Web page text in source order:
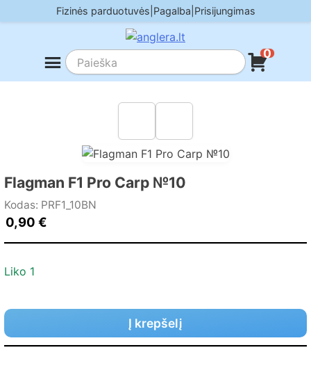
to
Fizinės parduotuvės Pagalba Prisijungimas
0
Flagman F1 Pro Carp №10
Kodas: PRF1_10BN
0,90 €
Liko 1
Į krepšelį